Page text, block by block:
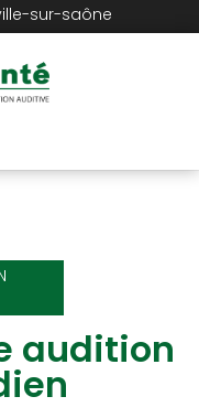
sur-saône
audition